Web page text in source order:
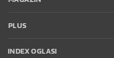
PLUS
INDEX OGLASI